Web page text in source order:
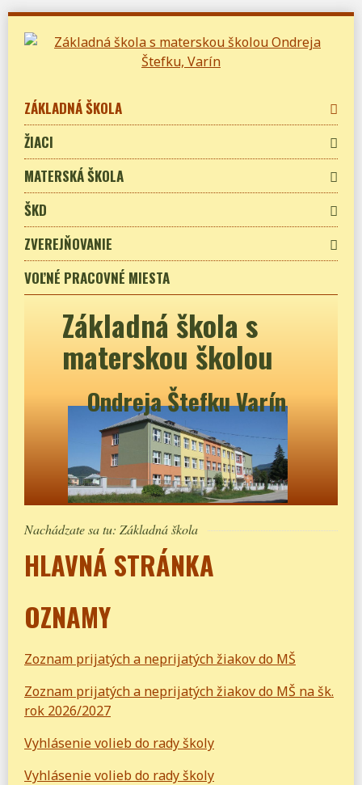
content
ZÁKLADNÁ ŠKOLA
ŽIACI
MATERSKÁ ŠKOLA
ŠKD
ZVEREJŇOVANIE
VOĽNÉ PRACOVNÉ MIESTA
Základná škola s
materskou školou
Ondreja Štefku Varín
Nachádzate sa tu: Základná škola
HLAVNÁ STRÁNKA
OZNAMY
Zoznam prijatých a neprijatých žiakov do MŠ
Zoznam prijatých a neprijatých žiakov do MŠ na šk.
rok 2026/2027
Vyhlásenie volieb do rady školy
Vyhlásenie volieb do rady školy